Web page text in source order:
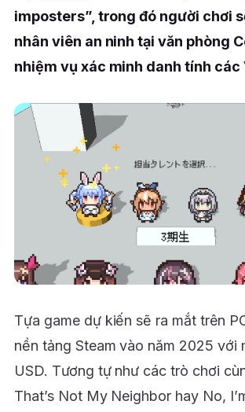
imposters”, trong đó người chơi
nhân viên an ninh tại văn phòng
nhiệm vụ xác minh danh tính các
Tựa game dự kiến sẽ ra mắt trên
nền tảng Steam vào năm 2025 với
USD. Tương tự như các trò chơi
That’s Not My Neighbor hay No,